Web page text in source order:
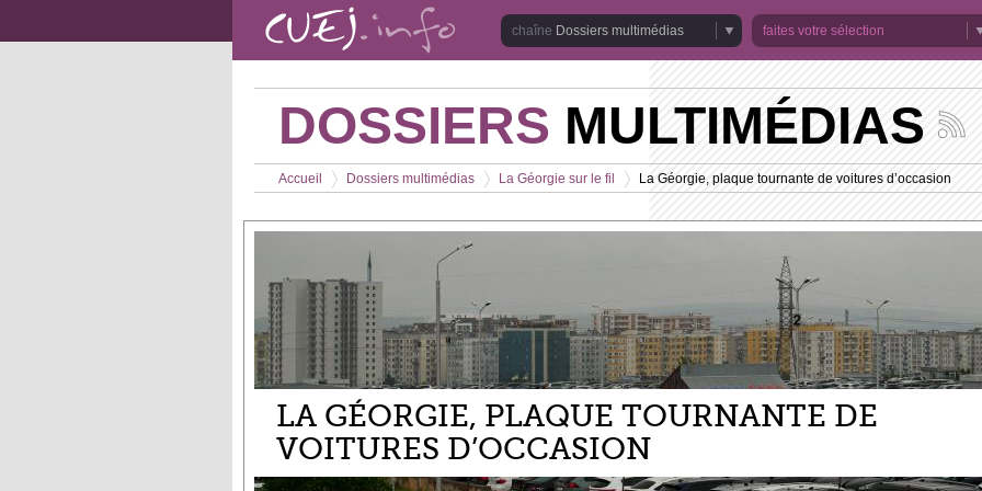
Dossiers multimédias
faites votre sélection
DOSSIERS MULTIMÉDIAS
les
de
chaîne
Vous êtes ici
Accueil
>
Dossiers multimédias
>
La Géorgie sur le fil
>
La Géorgie, plaque tournante de voitures d’occasion
LA GÉORGIE, PLAQUE TOURNANTE DE
VOITURES D’OCCASION